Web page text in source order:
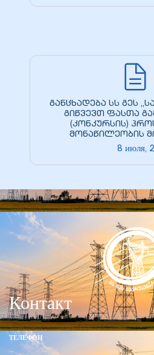
განცხადება სს გეს
გიწვევთ ფასთა
(კონკურსის)
მონაწილეობის
8 июля,
Контакт
ТЕЛЕФОН